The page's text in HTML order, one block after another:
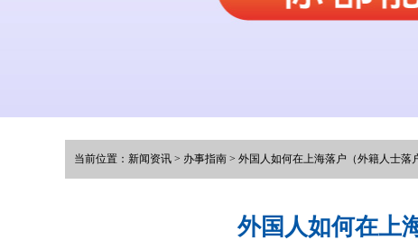
当前位置： 新闻资讯 > 办事指南 > 外国人如何在上海落户（外籍人士落
外国人如何在上